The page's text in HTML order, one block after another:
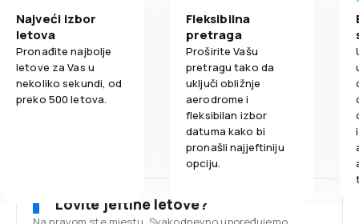
Najveći izbor
letova
Pronađite najbolje
letove za Vas u
nekoliko sekundi, od
preko 500 letova.
Fleksibilna
pretraga
Proširite Vašu
pretragu tako da
uključi obližnje
aerodrome i
fleksibilan izbor
datuma kako bi
pronašli najjeftiniju
opciju.
Lovite jeftine letove?